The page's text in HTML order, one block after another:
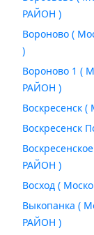
РАЙОН )
Вороново (
)
Вороново 1 (
РАЙОН )
Воскресенск (
Воскресенск
РАЙОН )
Восход (
Выкопанка (
РАЙОН )